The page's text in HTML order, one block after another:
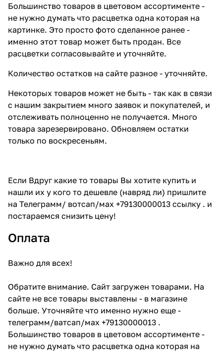
Большинство товаров в цветовом ассортименте -
не нужно думать что расцветка одна которая на
картинке. Это просто фото сделанное ранее -
именно этот товар может быть продан. Все
расцветки согласовывайте и уточняйте.
Количество остатков на сайте разное - уточняйте.
Некоторых товаров может не быть - так как в связи
с нашим закрытием много заявок и покупателей, и
отслеживать полноценно не получается. Много
товара зарезервировано. Обновляем остатки
только по воскресеньям.
Если Вдруг какие то товары Вы хотите купить и
нашли их у кого то дешевле (навряд ли) пришлите
на Телеграмм/ вотсап/мах +79130000013 ссылку . и
постараемся снизить цену!
Оплата
Важно для всех!
Обратите внимание. Сайт загружен товарами. На
сайте не все товары выставлены - в магазине
больше. Уточняйте что именно нужно еще -
телеграмм/ватсап/мах +79130000013 .
Большинство товаров в цветовом ассортименте -
не нужно думать что расцветка одна которая на